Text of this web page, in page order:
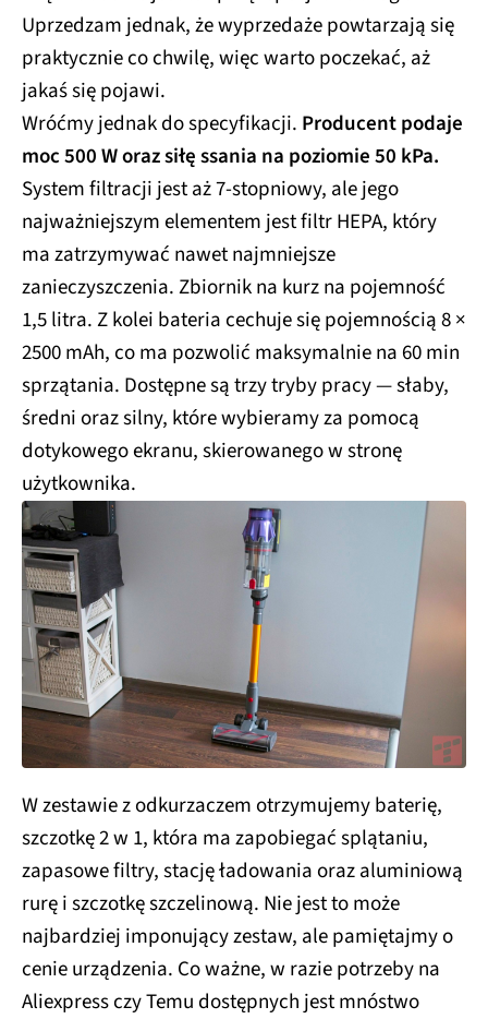
Uprzedzam jednak, że wyprzedaże powtarzają się
praktycznie co chwilę, więc warto poczekać, aż
jakaś się pojawi.
Wróćmy jednak do specyfikacji. Producent podaje
moc 500 W oraz siłę ssania na poziomie 50 kPa.
System filtracji jest aż 7-stopniowy, ale jego
najważniejszym elementem jest filtr HEPA, który
ma zatrzymywać nawet najmniejsze
zanieczyszczenia. Zbiornik na kurz na pojemność
1,5 litra. Z kolei bateria cechuje się pojemnością 8 ×
2500 mAh, co ma pozwolić maksymalnie na 60 min
sprzątania. Dostępne są trzy tryby pracy — słaby,
średni oraz silny, które wybieramy za pomocą
dotykowego ekranu, skierowanego w stronę
użytkownika.
W zestawie z odkurzaczem otrzymujemy baterię,
szczotkę 2 w 1, która ma zapobiegać splątaniu,
zapasowe filtry, stację ładowania oraz aluminiową
rurę i szczotkę szczelinową. Nie jest to może
najbardziej imponujący zestaw, ale pamiętajmy o
cenie urządzenia. Co ważne, w razie potrzeby na
Aliexpress czy Temu dostępnych jest mnóstwo